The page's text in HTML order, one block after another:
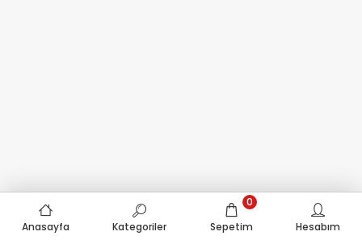
Anasayfa Kategoriler Sepetim
0
Hesabım